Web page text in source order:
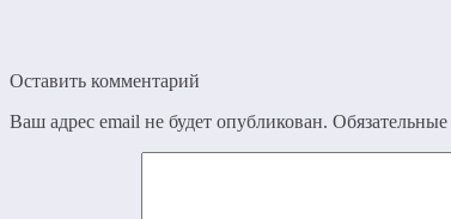
Оставить комментарий
Ваш адрес email не будет опубликован.